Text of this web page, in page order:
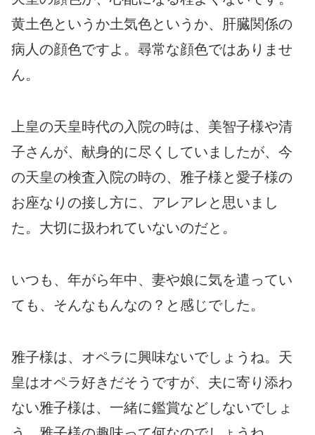
黄土色というか土気色というか、肝臓関係の
病人の顔色ですよ。尋常な顔色ではありませ
ん。
上皇の天皇時代の入院の時は、美智子様や清
子さんが、献身的に尽くしていましたが、今
の天皇の検査入院の時の、雅子様と愛子様の
お座なりの接し方に、アレアレと思いまし
た。大切に扱われていないのだと。
いつも、年がら年中、妻や娘に気を遣ってい
ても、そんなもんなの？と感じでした。
雅子様は、オペラに興味ないでしょうね。天
皇はオペラ好きだそうですが、夫に寄り添わ
ない雅子様は、一緒に鑑賞などしないでしょ